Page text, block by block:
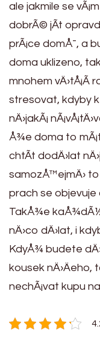
ale jakmile se
dobrÃ© jÃ­t
prÃ¡ce domÅ¯, a
doma uklizeno,
mnohem vÄ›tÅ¡Ã­
stresovat, kdyby k
nÄ›jakÃ¡
Å¾e doma to
chtÃ­t dodÄ›lat
samozÅ™ejmÄ›
prach se
TakÅ¾e
nÄ›co dÄ›lat, i
KdyÅ¾ budete
kousek nÄ›Äeho,
nechÃ¡vat kupu